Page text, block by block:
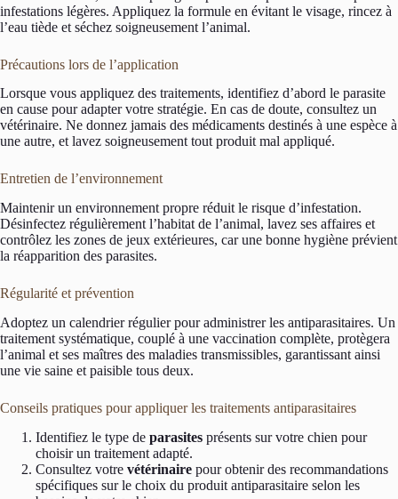
infestations légères. Appliquez la formule en évitant le visage, rincez à
l’eau tiède et séchez soigneusement l’animal.
Précautions lors de l’application
Lorsque vous appliquez des traitements, identifiez d’abord le parasite
en cause pour adapter votre stratégie. En cas de doute, consultez un
vétérinaire. Ne donnez jamais des médicaments destinés à une espèce à
une autre, et lavez soigneusement tout produit mal appliqué.
Entretien de l’environnement
Maintenir un environnement propre réduit le risque d’infestation.
Désinfectez régulièrement l’habitat de l’animal, lavez ses affaires et
contrôlez les zones de jeux extérieures, car une bonne hygiène prévient
la réapparition des parasites.
Régularité et prévention
Adoptez un calendrier régulier pour administrer les antiparasitaires. Un
traitement systématique, couplé à une vaccination complète, protègera
l’animal et ses maîtres des maladies transmissibles, garantissant ainsi
une vie saine et paisible tous deux.
Conseils pratiques pour appliquer les traitements antiparasitaires
Identifiez le type de parasites présents sur votre chien pour
choisir un traitement adapté.
Consultez votre vétérinaire pour obtenir des recommandations
spécifiques sur le choix du produit antiparasitaire selon les